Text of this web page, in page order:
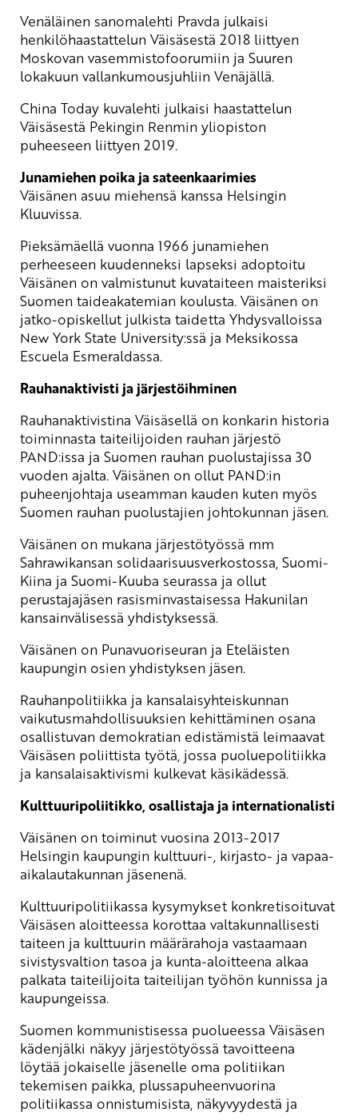
Venäläinen sanomalehti Pravda julkaisi
henkilöhaastattelun Väisäsestä 2018 liittyen
Moskovan vasemmistofoorumiin ja Suuren
lokakuun vallankumousjuhliin Venäjällä.
China Today kuvalehti julkaisi haastattelun
Väisäsestä Pekingin Renmin yliopiston
puheeseen liittyen 2019.
Junamiehen poika ja sateenkaarimies
Väisänen asuu miehensä kanssa Helsingin
Kluuvissa.
Pieksämäellä vuonna 1966 junamiehen
perheeseen kuudenneksi lapseksi adoptoitu
Väisänen on valmistunut kuvataiteen maisteriksi
Suomen taideakatemian koulusta. Väisänen on
jatko-opiskellut julkista taidetta Yhdysvalloissa
New York State University:ssä ja Meksikossa
Escuela Esmeraldassa.
Rauhanaktivisti ja järjestöihminen
Rauhanaktivistina Väisäsellä on konkarin historia
toiminnasta taiteilijoiden rauhan järjestö
PAND:issa ja Suomen rauhan puolustajissa 30
vuoden ajalta. Väisänen on ollut PAND:in
puheenjohtaja useamman kauden kuten myös
Suomen rauhan puolustajien johtokunnan jäsen.
Väisänen on mukana järjestötyössä mm
Sahrawikansan solidaarisuusverkostossa, Suomi-
Kiina ja Suomi-Kuuba seurassa ja ollut
perustajajäsen rasisminvastaisessa Hakunilan
kansainvälisessä yhdistyksessä.
Väisänen on Punavuoriseuran ja Eteläisten
kaupungin osien yhdistyksen jäsen.
Rauhanpolitiikka ja kansalaisyhteiskunnan
vaikutusmahdollisuuksien kehittäminen osana
osallistuvan demokratian edistämistä leimaavat
Väisäsen poliittista työtä, jossa puoluepolitiikka
ja kansalaisaktivismi kulkevat käsikädessä.
Kulttuuripoliitikko, osallistaja ja internationalisti
Väisänen on toiminut vuosina 2013-2017
Helsingin kaupungin kulttuuri-, kirjasto- ja vapaa-
aikalautakunnan jäsenenä.
Kulttuuripolitiikassa kysymykset konkretisoituvat
Väisäsen aloitteessa korottaa valtakunnallisesti
taiteen ja kulttuurin määrärahoja vastaamaan
sivistysvaltion tasoa ja kunta-aloitteena alkaa
palkata taiteilijoita taiteilijan työhön kunnissa ja
kaupungeissa.
Suomen kommunistisessa puolueessa Väisäsen
kädenjälki näkyy järjestötyössä tavoitteena
löytää jokaiselle jäsenelle oma politiikan
tekemisen paikka, plussapuheenvuorina
politiikassa onnistumisista, näkyvyydestä ja